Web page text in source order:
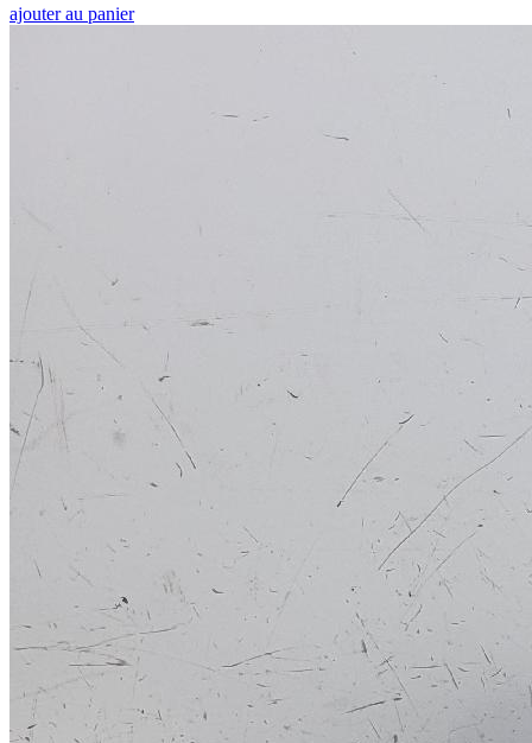
ajouter au panier